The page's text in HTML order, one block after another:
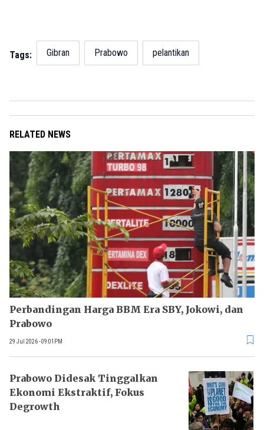
Tags: Gibran Prabowo pelantikan
RELATED NEWS
Perbandingan Harga BBM Era SBY, Jokowi, dan
Prabowo
29 Jul 2026 - 09:01PM
Prabowo Didesak Tinggalkan
Ekonomi Ekstraktif, Fokus
Degrowth